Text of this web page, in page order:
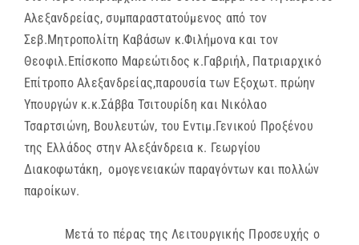
Αλεξανδρείας, συμπαραστατούμενος από τον
Σεβ.Μητροπολίτη Καβάσων κ.Φιλήμονα και τον
Θεοφιλ.Επίσκοπο Μαρεώτιδος κ.Γαβριήλ, Πατριαρχικό
Επίτροπο Αλεξανδρείας,παρουσία των Εξοχωτ. πρώην
Υπουργών κ.κ.Σάββα Τσιτουρίδη και Νικόλαο
Τσαρτσιώνη, Βουλευτών, του Εντιμ.Γενικού Προξένου
της Ελλάδος στην Αλεξάνδρεια κ. Γεωργίου
Διακοφωτάκη, ομογενειακών παραγόντων και πολλών
παροίκων.
Μετά το πέρας της Λειτουργικής Προσευχής ο